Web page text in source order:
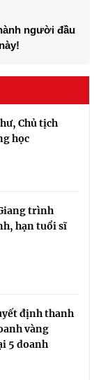
người đầu
Chủ tịch
học
trình
hạn tuổi sĩ
định thanh
vàng
5 doanh